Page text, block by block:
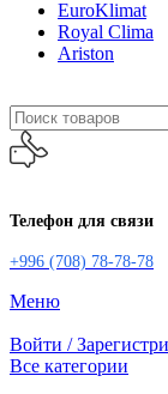
EuroKlimat
Royal Clima
Ariston
Телефон для связи
+996 (708) 78-78-78
Меню
Войти /
Все категории